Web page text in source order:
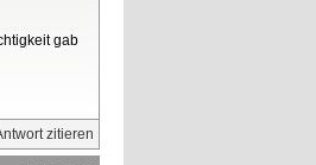
gab